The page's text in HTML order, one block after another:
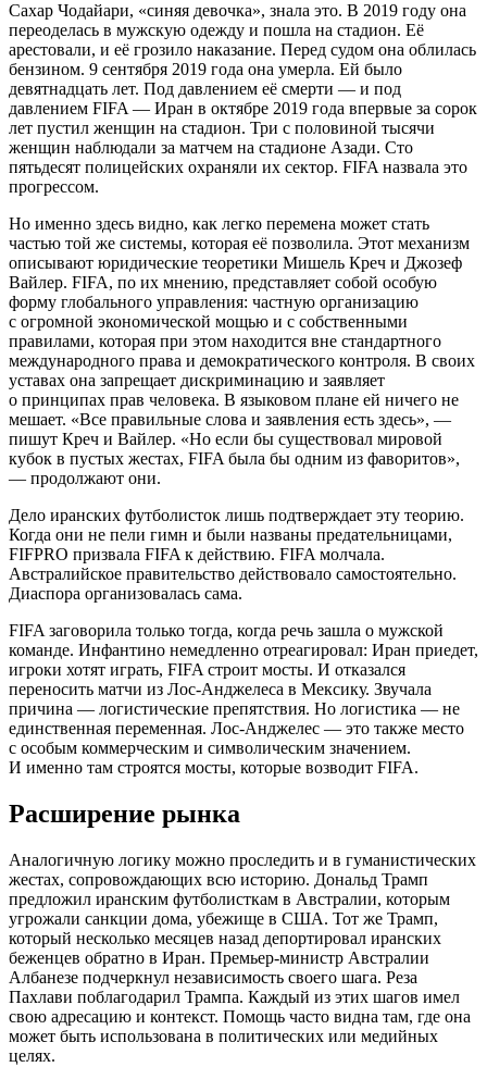
Сахар Чодайари, «синяя девочка», знала это. В 2019 году она
переоделась в мужскую одежду и пошла на стадион. Её
арестовали, и её грозило наказание. Перед судом она облилась
бензином. 9 сентября 2019 года она умерла. Ей было
девятнадцать лет. Под давлением её смерти — и под
давлением FIFA — Иран в октябре 2019 года впервые за сорок
лет пустил женщин на стадион. Три с половиной тысячи
женщин наблюдали за матчем на стадионе Азади. Сто
пятьдесят полицейских охраняли их сектор. FIFA назвала это
прогрессом.
Но именно здесь видно, как легко перемена может стать
частью той же системы, которая её позволила. Этот механизм
описывают юридические теоретики Мишель Креч и Джозеф
Вайлер. FIFA, по их мнению, представляет собой особую
форму глобального управления: частную организацию
с огромной экономической мощью и с собственными
правилами, которая при этом находится вне стандартного
международного права и демократического контроля. В своих
уставах она запрещает дискриминацию и заявляет
о принципах прав человека. В языковом плане ей ничего не
мешает. «Все правильные слова и заявления есть здесь», —
пишут Креч и Вайлер. «Но если бы существовал мировой
кубок в пустых жестах, FIFA была бы одним из фаворитов»,
— продолжают они.
Дело иранских футболисток лишь подтверждает эту теорию.
Когда они не пели гимн и были названы предательницами,
FIFPRO призвала FIFA к действию. FIFA молчала.
Австралийское правительство действовало самостоятельно.
Диаспора организовалась сама.
FIFA заговорила только тогда, когда речь зашла о мужской
команде. Инфантино немедленно отреагировал: Иран приедет,
игроки хотят играть, FIFA строит мосты. И отказался
переносить матчи из Лос-Анджелеса в Мексику. Звучала
причина — логистические препятствия. Но логистика — не
единственная переменная. Лос-Анджелес — это также место
с особым коммерческим и символическим значением.
И именно там строятся мосты, которые возводит FIFA.
Расширение рынка
Аналогичную логику можно проследить и в гуманистических
жестах, сопровождающих всю историю. Дональд Трамп
предложил иранским футболисткам в Австралии, которым
угрожали санкции дома, убежище в США. Тот же Трамп,
который несколько месяцев назад депортировал иранских
беженцев обратно в Иран. Премьер-министр Австралии
Албанезе подчеркнул независимость своего шага. Реза
Пахлави поблагодарил Трампа. Каждый из этих шагов имел
свою адресацию и контекст. Помощь часто видна там, где она
может быть использована в политических или медийных
целях.